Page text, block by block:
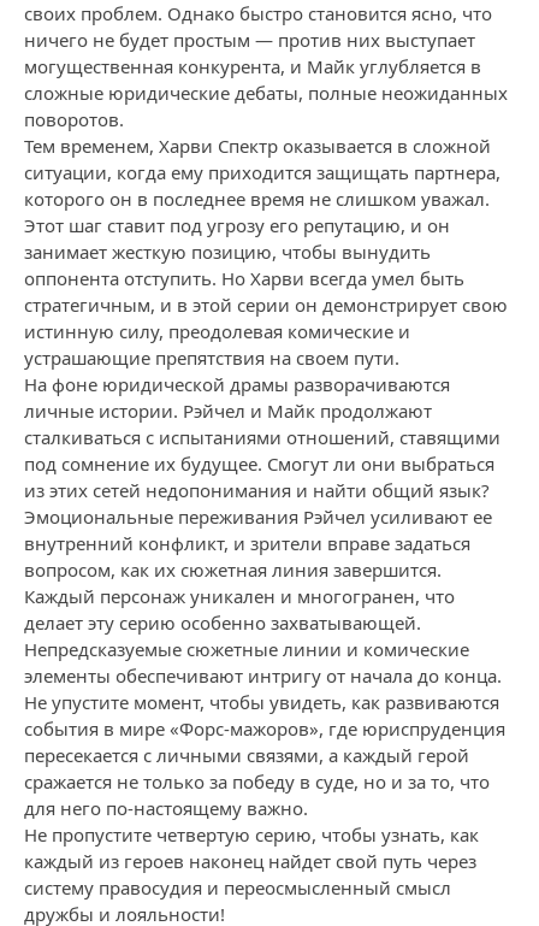
своих проблем. Однако быстро становится ясно, что
ничего не будет простым — против них выступает
могущественная конкурента, и Майк углубляется в
сложные юридические дебаты, полные неожиданных
поворотов.
Тем временем, Харви Спектр оказывается в сложной
ситуации, когда ему приходится защищать партнера,
которого он в последнее время не слишком уважал.
Этот шаг ставит под угрозу его репутацию, и он
занимает жесткую позицию, чтобы вынудить
оппонента отступить. Но Харви всегда умел быть
стратегичным, и в этой серии он демонстрирует свою
истинную силу, преодолевая комические и
устрашающие препятствия на своем пути.
На фоне юридической драмы разворачиваются
личные истории. Рэйчел и Майк продолжают
сталкиваться с испытаниями отношений, ставящими
под сомнение их будущее. Смогут ли они выбраться
из этих сетей недопонимания и найти общий язык?
Эмоциональные переживания Рэйчел усиливают ее
внутренний конфликт, и зрители вправе задаться
вопросом, как их сюжетная линия завершится.
Каждый персонаж уникален и многогранен, что
делает эту серию особенно захватывающей.
Непредсказуемые сюжетные линии и комические
элементы обеспечивают интригу от начала до конца.
Не упустите момент, чтобы увидеть, как развиваются
события в мире «Форс-мажоров», где юриспруденция
пересекается с личными связями, а каждый герой
сражается не только за победу в суде, но и за то, что
для него по-настоящему важно.
Не пропустите четвертую серию, чтобы узнать, как
каждый из героев наконец найдет свой путь через
систему правосудия и переосмысленный смысл
дружбы и лояльности!